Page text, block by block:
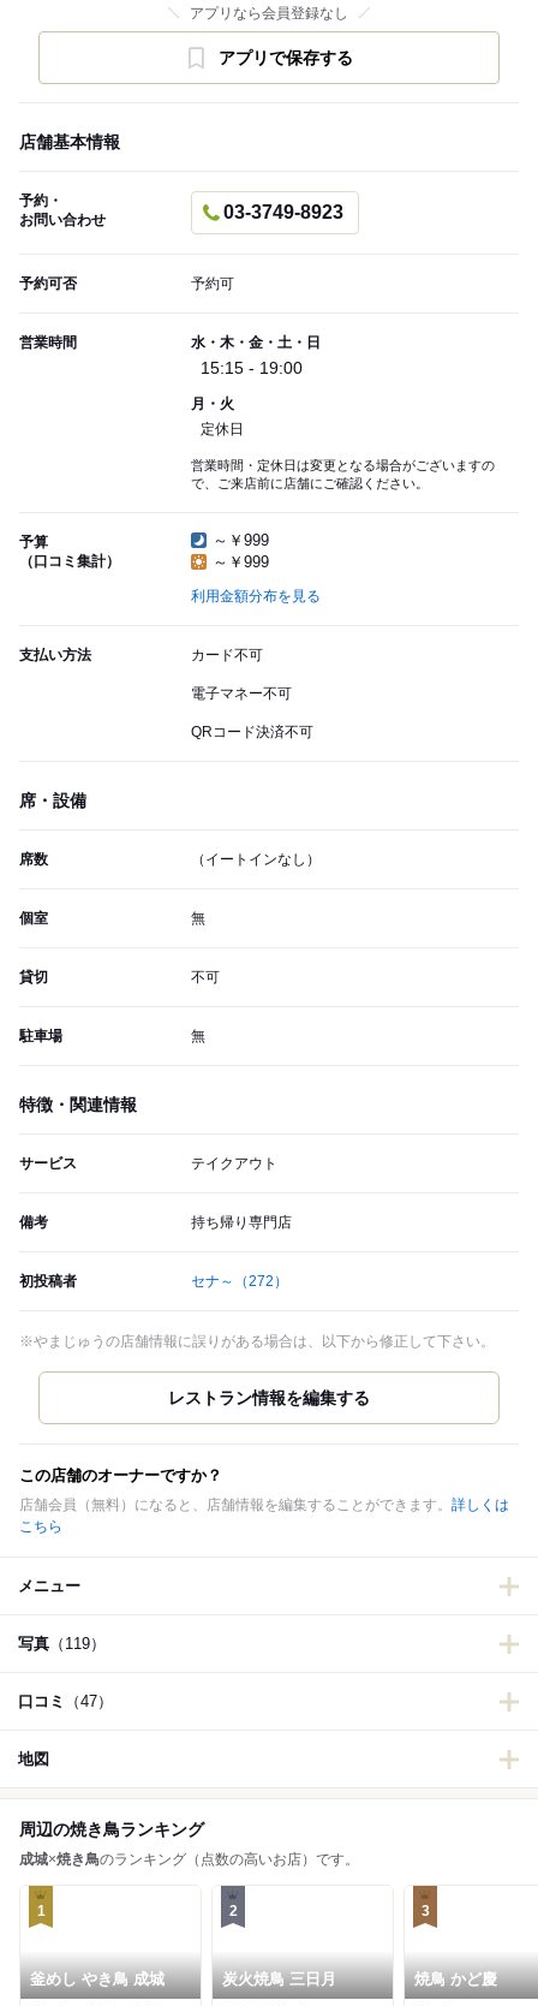
アプリなら会員登録なし
アプリで保存する
店舗基本情報
予約・
お問い合わせ
03-3749-8923
予約可否 予約可
営業時間 水・木・金・土・日
15:15 - 19:00
月・火
定休日
営業時間・定休日は変更となる場合がございますの
で、ご来店前に店舗にご確認ください。
予算
（口コミ集計）
～￥999
～￥999
利用金額分布を見る
支払い方法 カード不可
電子マネー不可
QRコード決済不可
席・設備
席数 （イートインなし）
個室 無
貸切 不可
駐車場 無
特徴・関連情報
サービス テイクアウト
備考 持ち帰り専門店
初投稿者 セナ～ （272）
※やまじゅうの店舗情報に誤りがある場合は、以下から修正して下さい。
この店舗のオーナーですか？
店舗会員（無料）になると、店舗情報を編集することができます。 詳しくは
こちら
メニュー
写真 （119）
口コミ （47）
地図
周辺の焼き鳥ランキング
成城×焼き鳥のランキング（点数の高いお店）です。
1
釜めし やき鳥 成城
2
炭火焼鳥 三日月
3
焼鳥 かど慶